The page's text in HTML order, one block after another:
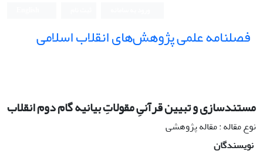
فصلنامه علمی پژوهش‌های انقلاب اسلامی
مستندسازی و تبیین قرآنیِ مقولاتِ بیانیه گام دوم انقلاب
نوع مقاله : مقاله پژوهشی
نویسندگان